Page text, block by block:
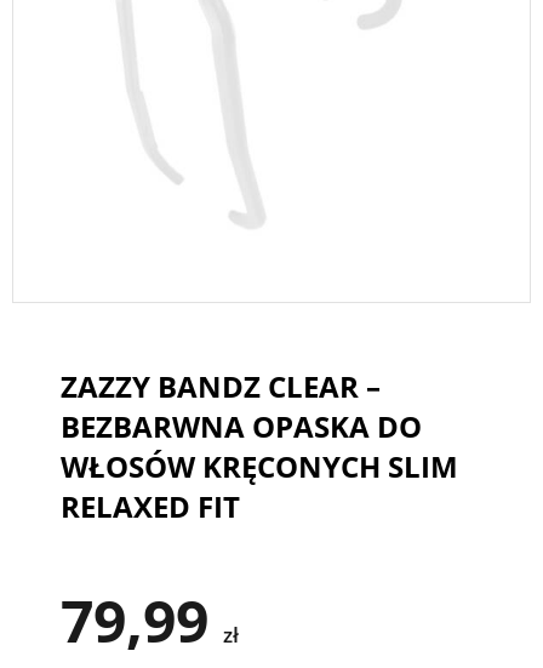
ZAZZY BANDZ CLEAR –
BEZBARWNA OPASKA DO
WŁOSÓW KRĘCONYCH SLIM
RELAXED FIT
79,99 zł